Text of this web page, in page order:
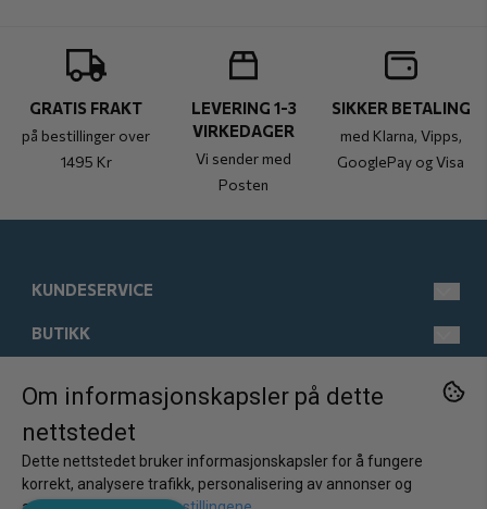
GRATIS FRAKT
på bestillinger over
1495 Kr
LEVERING 1-3
VIRKEDAGER
Vi sender med
Posten
SIKKER BETALING
med Klarna, Vipps,
GooglePay og Visa
KUNDESERVICE
post@kistebunn.no
Tlf: 958 11 529
Man-Fre kl 9-17
Østregate 21
2317 Hamar
Norge
BUTIKK
Salgsbetingelser
Kontakt oss
Opprett konto
Om oss
Kundeomtaler
FØLG OSS
Facebook
Instagram
Nyhetsbrev
Om informasjonskapsler på dette
nettstedet
Dette nettstedet bruker informasjonskapsler for å fungere
korrekt, analysere trafikk, personalisering av annonser og